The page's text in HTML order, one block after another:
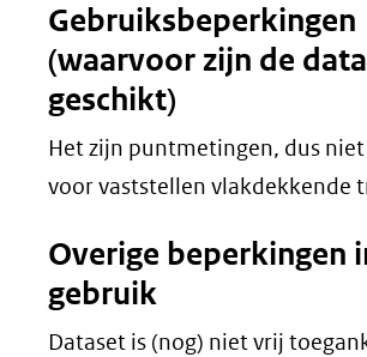
Gebruiksbeperkingen
(waarvoor zijn de
geschikt)
Het zijn puntmetingen, dus
voor vaststellen vlakdekkende
Overige beperkingen
gebruik
Dataset is (nog) niet vrij